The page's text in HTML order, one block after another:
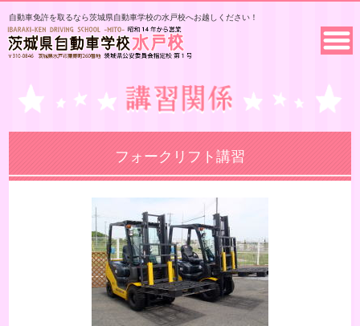
自動車免許を取るなら茨城県自動車学校の水戸校へお越しください！
フォークリフト講習